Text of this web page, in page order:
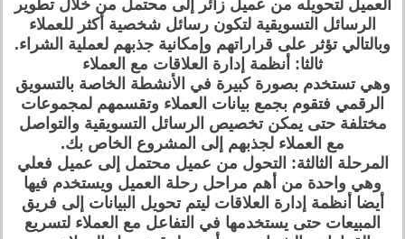
العميل لتحويله من عميل زائر إلى محتمل من خلال تطوير
الرسائل التسويقية لتكون رسائل شخصية أكثر للعملاء
وبالتالي تؤثر على قراراتهم وإمكانية جذبهم لعملية الشراء.
ثالثا: أنظمة إدارة العلاقات مع العملاء
وهي تستخدم بصورة كبيرة في الأنشطة الخاصة بالتسويق
الرقمي فتقوم بجمع بيانات العملاء وتقسمهم لمجموعات
مختلفة حتى يمكن تخصيص الرسائل التسويقية والتواصل
مع العملاء لجذبهم إلى المشروع الخاص بك.
المرحلة الثالثة: التحول من عميل محتمل إلى عميل فعلي
وهي واحدة من أهم مراحل رحلة العميل ويستخدم فيها
أيضا أنظمة إدارة العلاقات ليتم تحويل البيانات إلى فريق
المبيعات حتى يستخدمها في التفاعل مع العملاء لتسريع